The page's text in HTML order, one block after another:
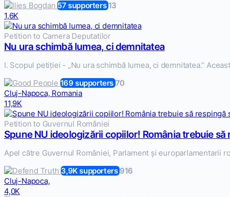
57 supporters13
1,6K
Petition to Camera Deputatilor
Nu ura schimbă lumea, ci demnitatea
I. Scopul petiției - „Nu ura schimbă lumea, ci demnitatea.”
169 supporters70
Cluj-Napoca, Romania
11,9K
Petition to Guvernul României
Spune NU ideologizării copiilor! România trebuie
Apel către Guvernul României, Parlament și europarlamentarii
3,9K supporters916
Cluj-Napoca,
4,0K